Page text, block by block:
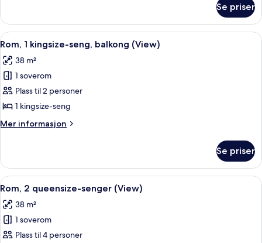
Bay)
1
kingsize-
seng
Bay)
Se priser
Åpne
alle
bildene
av
Rom,
1
kingsize-
seng,
(View)
Allergitestet sengetøy, safe på
4
Rom, 1 kingsize-seng, balkong (View)
38 m²
1 soverom
Plass til 2 personer
1 kingsize-seng
Mer informasjon
Mer
1
kingsize-
seng,
(View)
Se priser
Åpne
alle
bildene
av
Rom,
Allergitestet sengetøy, safe på
5
Rom, 2 queensize-senger (View)
38 m²
1 soverom
Plass til 4 personer